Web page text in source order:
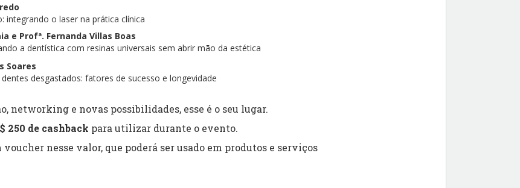
integrando o laser na prática clínica
e Profª. Fernanda Villas Boas
a dentística com resinas universais sem abrir mão da estética
Soares
desgastados: fatores de sucesso e longevidade
networking e novas possibilidades, esse é o seu lugar.
250 de cashback para utilizar durante o evento.
voucher nesse valor, que poderá ser usado em produtos e serviços